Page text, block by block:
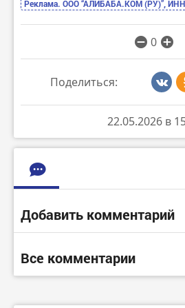
Реклама. ООО “АЛИБАБА.КОМ (РУ)”,
0
Поделиться:
22.05.2026 в
Добавить комментарий
Все комментарии